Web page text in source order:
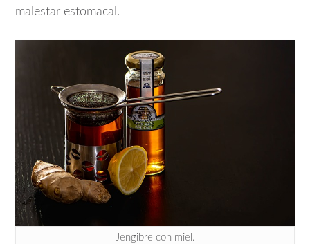
malestar estomacal.
Jengibre con miel.